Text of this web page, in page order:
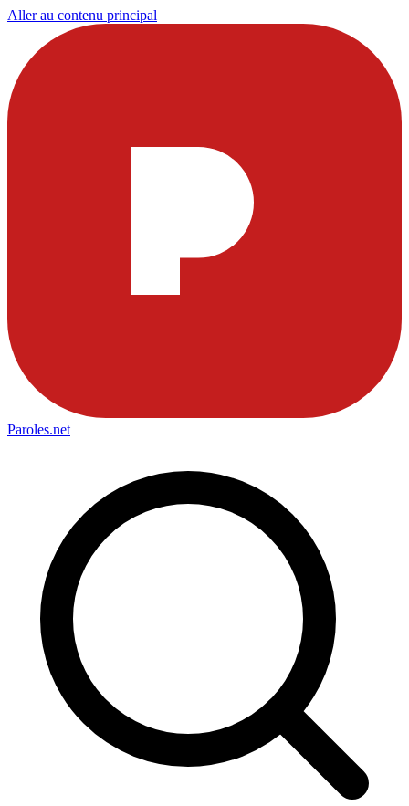
Aller au contenu principal
Paroles.net